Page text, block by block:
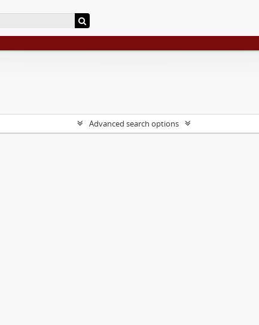
Advanced search options